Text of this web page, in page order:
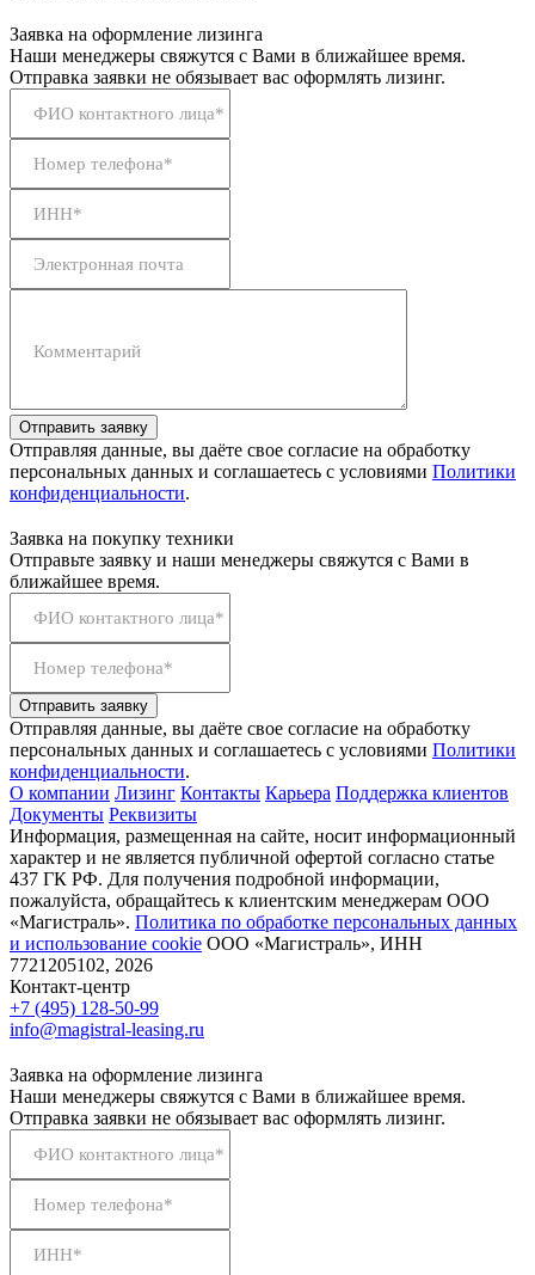
Заявка на оформление лизинга
Наши менеджеры свяжутся с Вами в ближайшее время.
Отправка заявки не обязывает вас оформлять лизинг.
ФИО контактного лица*
Номер телефона*
ИНН*
Электронная почта
Комментарий
Отправить заявку
Отправляя данные, вы даёте свое согласие на обработку
персональных данных и соглашаетесь с условиями Политики
конфиденциальности.
Заявка на покупку техники
Отправьте заявку и наши менеджеры свяжутся с Вами в
ближайшее время.
ФИО контактного лица*
Номер телефона*
Отправить заявку
Отправляя данные, вы даёте свое согласие на обработку
персональных данных и соглашаетесь с условиями Политики
конфиденциальности.
О компании Лизинг Контакты Карьера Поддержка клиентов
Документы Реквизиты
Информация, размещенная на сайте, носит информационный
характер и не является публичной офертой согласно статье
437 ГК РФ. Для получения подробной информации,
пожалуйста, обращайтесь к клиентским менеджерам ООО
«Магистраль». Политика по обработке персональных данных
и использование сookie ООО «Магистраль», ИНН
7721205102, 2026
Контакт-центр
+7 (495) 128-50-99
info@magistral-leasing.ru
Заявка на оформление лизинга
Наши менеджеры свяжутся с Вами в ближайшее время.
Отправка заявки не обязывает вас оформлять лизинг.
ФИО контактного лица*
Номер телефона*
ИНН*